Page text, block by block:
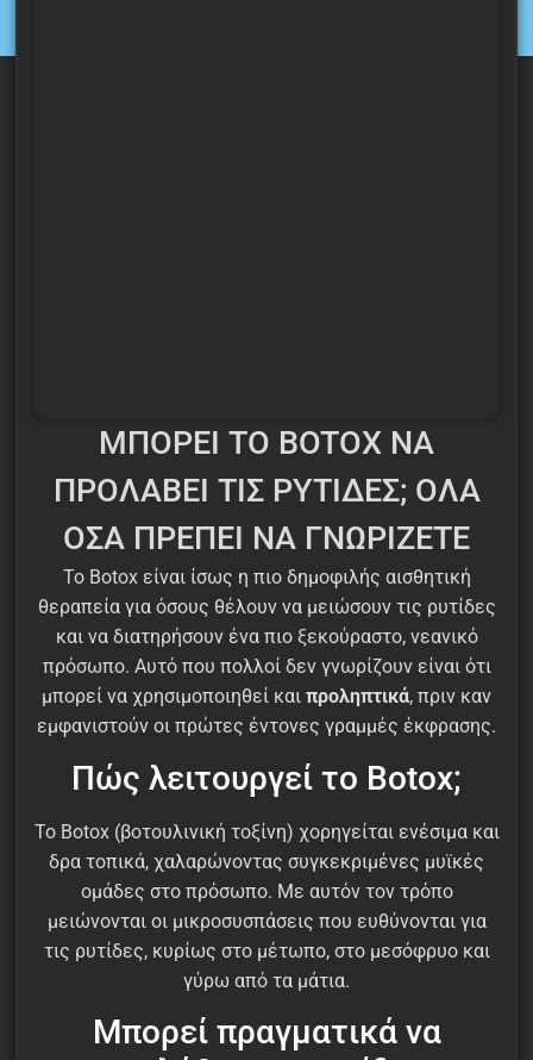
ΜΠΟΡΕΙ ΤΟ BOTOX ΝΑ
ΠΡΟΛΑΒΕΙ ΤΙΣ ΡΥΤΙΔΕΣ; ΟΛΑ
ΟΣΑ ΠΡΕΠΕΙ ΝΑ ΓΝΩΡΙΖΕΤΕ
Το Botox είναι ίσως η πιο δημοφιλής αισθητική
θεραπεία για όσους θέλουν να μειώσουν τις ρυτίδες
και να διατηρήσουν ένα πιο ξεκούραστο, νεανικό
πρόσωπο. Αυτό που πολλοί δεν γνωρίζουν είναι ότι
μπορεί να χρησιμοποιηθεί και προληπτικά, πριν καν
εμφανιστούν οι πρώτες έντονες γραμμές έκφρασης.
Πώς λειτουργεί το Botox;
Το Botox (βοτουλινική τοξίνη) χορηγείται ενέσιμα και
δρα τοπικά, χαλαρώνοντας συγκεκριμένες μυϊκές
ομάδες στο πρόσωπο. Με αυτόν τον τρόπο
μειώνονται οι μικροσυσπάσεις που ευθύνονται για
τις ρυτίδες, κυρίως στο μέτωπο, στο μεσόφρυο και
γύρω από τα μάτια.
Μπορεί πραγματικά να